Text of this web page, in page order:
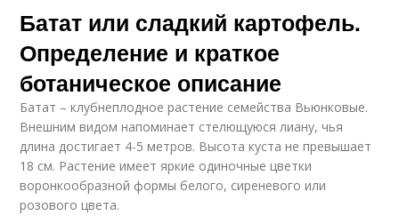
Батат с авокадо Маффина с бататом
Рецепты с бататом
Запеканка из
сладкого
Крем-суп из батата
Батат или сладкий картофель.
Определение и краткое
ботаническое описание
Батат – клубнеплодное растение семейства Вьюнковые.
Внешним видом напоминает стелющуюся лиану, чья
длина достигает 4-5 метров. Высота куста не превышает
18 см. Растение имеет яркие одиночные цветки
воронкообразной формы белого, сиреневого или
розового цвета.